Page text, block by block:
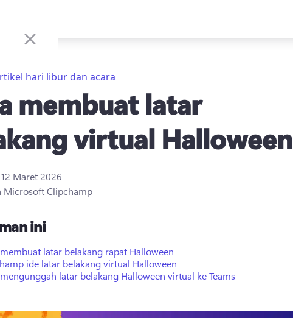
hari libur dan acara
membuat latar
virtual Halloween
12 Maret 2026
Microsoft Clipchamp
ini
latar belakang rapat Halloween
ide latar belakang virtual Halloween
latar belakang Halloween virtual ke Teams